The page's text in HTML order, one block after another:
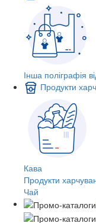
Інша поліграфія
Продукти
Кава
Продукти
Чай